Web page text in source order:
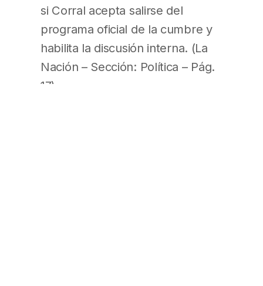
si Corral acepta salirse del
programa oficial de la cumbre y
habilita la discusión interna. (La
Nación – Sección: Política – Pág.
17)